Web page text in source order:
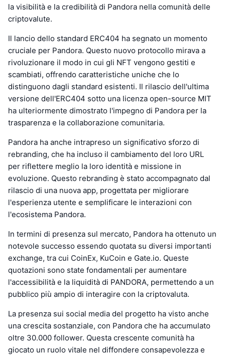
la visibilità e la credibilità di Pandora nella comunità delle
criptovalute.
Il lancio dello standard ERC404 ha segnato un momento
cruciale per Pandora. Questo nuovo protocollo mirava a
rivoluzionare il modo in cui gli NFT vengono gestiti e
scambiati, offrendo caratteristiche uniche che lo
distinguono dagli standard esistenti. Il rilascio dell'ultima
versione dell'ERC404 sotto una licenza open-source MIT
ha ulteriormente dimostrato l'impegno di Pandora per la
trasparenza e la collaborazione comunitaria.
Pandora ha anche intrapreso un significativo sforzo di
rebranding, che ha incluso il cambiamento del loro URL
per riflettere meglio la loro identità e missione in
evoluzione. Questo rebranding è stato accompagnato dal
rilascio di una nuova app, progettata per migliorare
l'esperienza utente e semplificare le interazioni con
l'ecosistema Pandora.
In termini di presenza sul mercato, Pandora ha ottenuto un
notevole successo essendo quotata su diversi importanti
exchange, tra cui CoinEx, KuCoin e Gate.io. Queste
quotazioni sono state fondamentali per aumentare
l'accessibilità e la liquidità di PANDORA, permettendo a un
pubblico più ampio di interagire con la criptovaluta.
La presenza sui social media del progetto ha visto anche
una crescita sostanziale, con Pandora che ha accumulato
oltre 30.000 follower. Questa crescente comunità ha
giocato un ruolo vitale nel diffondere consapevolezza e